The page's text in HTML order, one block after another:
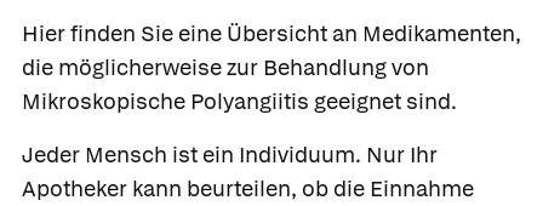
Hier finden Sie eine Übersicht an Medikamenten,
die möglicherweise zur Behandlung von
Mikroskopische Polyangiitis geeignet sind.
Jeder Mensch ist ein Individuum. Nur Ihr
Apotheker kann beurteilen, ob die Einnahme